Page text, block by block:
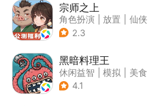
宗师之上
角色扮演 放置
仙侠
| 剧情
2.3
黑暗料理王
休闲益智 模拟
美食
| 卡通
4.1